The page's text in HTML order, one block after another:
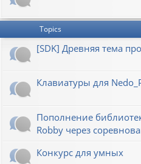
Topics
[SDK] Древняя тема
Клавиатуры для
Пополнение
Robby через
Конкурс для умных